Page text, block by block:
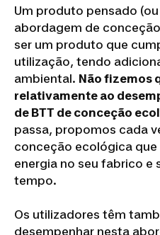
Um produto pensado
abordagem de
ser um produto que
utilização, tendo
ambiental. Não fizemos
relativamente ao
de BTT de conceção
passa, propomos cada
conceção ecológica
energia no seu fabrico e
tempo.
Os utilizadores têm
desempenhar nesta